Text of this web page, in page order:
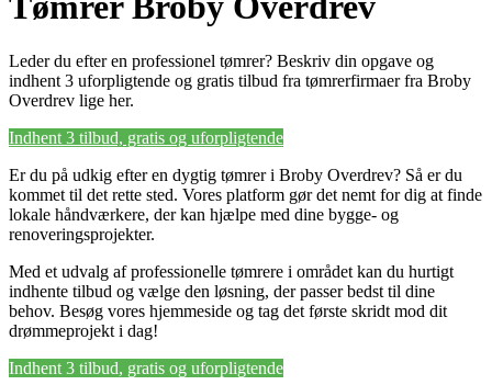
Leder du efter en professionel tømrer? Beskriv din opgave og
indhent 3 uforpligtende og gratis tilbud fra tømrerfirmaer fra Broby
Overdrev lige her.
Indhent 3 tilbud, gratis og uforpligtende
Er du på udkig efter en dygtig tømrer i Broby Overdrev? Så er du
kommet til det rette sted. Vores platform gør det nemt for dig at finde
lokale håndværkere, der kan hjælpe med dine bygge- og
renoveringsprojekter.
Med et udvalg af professionelle tømrere i området kan du hurtigt
indhente tilbud og vælge den løsning, der passer bedst til dine
behov. Besøg vores hjemmeside og tag det første skridt mod dit
drømmeprojekt i dag!
Indhent 3 tilbud, gratis og uforpligtende